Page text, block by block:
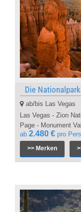
Die
ab/bis Las Vegas
Las Vegas - Zion
Page - Monument
ab 2.480 € pro
>> Merken